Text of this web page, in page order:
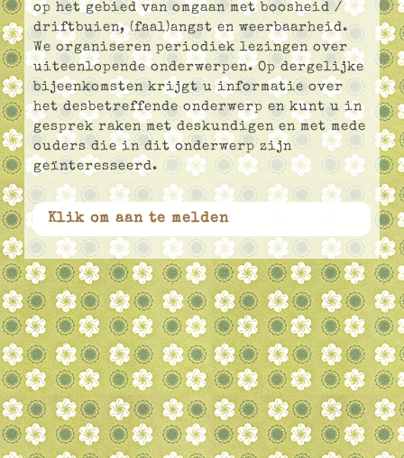
op het gebied van omgaan met boosheid /
driftbuien, (faal)angst en weerbaarheid.
We organiseren periodiek lezingen over
uiteenlopende onderwerpen. Op dergelijke
bijeenkomsten krijgt u informatie over
het desbetreffende onderwerp en kunt u in
gesprek raken met deskundigen en met mede
ouders die in dit onderwerp zijn
geïnteresseerd.
Klik om aan te melden